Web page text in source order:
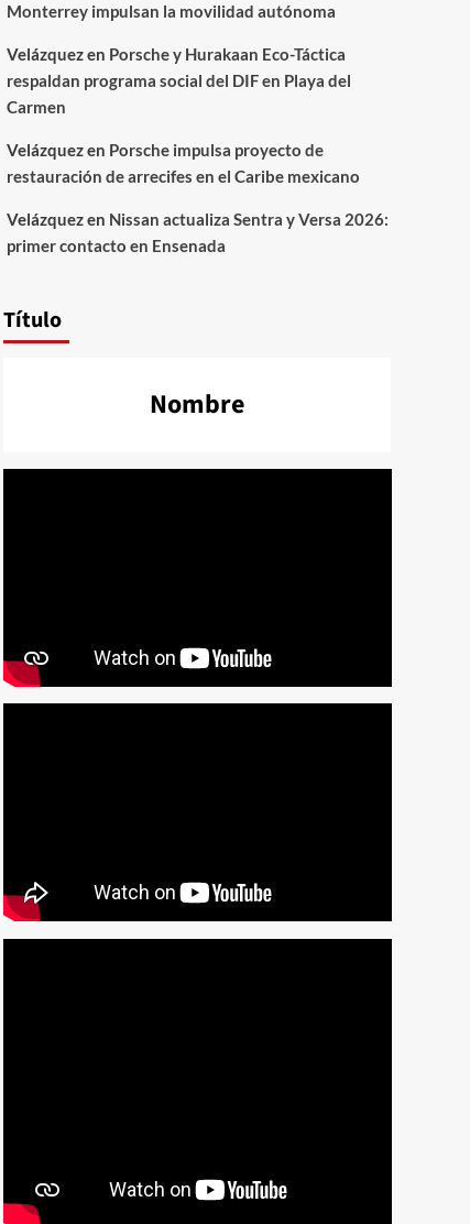
Monterrey impulsan la movilidad autónoma
Velázquezen Porsche y Hurakaan Eco-Táctica
respaldan programa social del DIF en Playa del
Carmen
Velázquezen Porsche impulsa proyecto de
restauración de arrecifes en el Caribe mexicano
Velázquezen Nissan actualiza Sentra y Versa 2026:
primer contacto en Ensenada
Título
Nombre